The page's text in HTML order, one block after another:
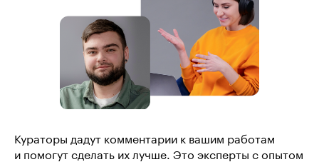
Кураторы дадут комментарии к вашим работам
и помогут сделать их лучше. Это эксперты с опытом